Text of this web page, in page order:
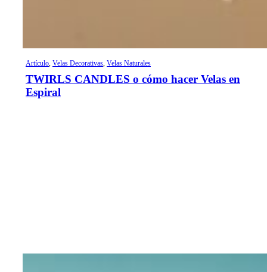
Artículo, Velas Decorativas, Velas Naturales
TWIRLS CANDLES o cómo hacer Velas en
Espiral